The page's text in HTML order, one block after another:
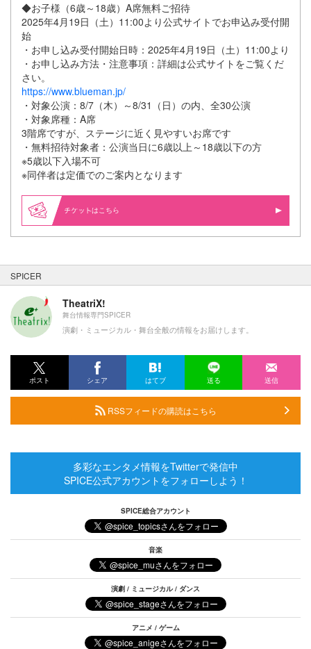
◆お子様（6歳～18歳）A席無料ご招待
2025年4月19日（土）11:00より公式サイトでお申込み受付開
始
・お申し込み受付開始日時：2025年4月19日（土）11:00より
・お申し込み方法・注意事項：詳細は公式サイトをご覧くだ
さい。
https://www.blueman.jp/
・対象公演：8/7（木）～8/31（日）の内、全30公演
・対象席種：A席
3階席ですが、ステージに近く見やすいお席です
・無料招待対象者：公演当日に6歳以上～18歳以下の方
※5歳以下入場不可
※同伴者は定価でのご案内となります
はこちら
SPICER
TheatriX!
舞台情報専門SPICER
演劇・ミュージカル・舞台全般の情報をお届けします。
ポスト シェア はてブ 送る 送信
RSSフィードの購読はこちら
多彩なエンタメ情報をTwitterで発信中
SPICE公式アカウントをフォローしよう！
SPICE総合アカウント
音楽
演劇 / ミュージカル / ダンス
アニメ / ゲーム